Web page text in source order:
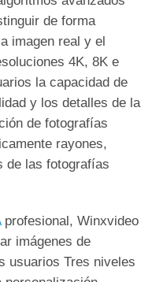
de forma
imagen real y el
4K, 8K e
la capacidad de
y los detalles de la
de fotografías
rayones,
de las fotografías
profesional, Winxvideo
imágenes de
usuarios Tres niveles